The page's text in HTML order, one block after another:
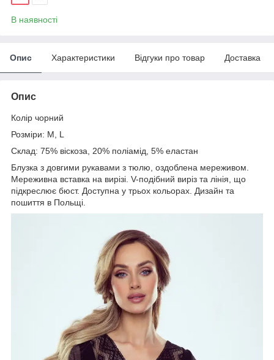
В наявності
Опис Характеристики Відгуки про товар Доставка
Опис
Колір чорний
Розміри: M, L
Склад: 75% віскоза, 20% поліамід, 5% еластан
Блузка з довгими рукавами з тюлю, оздоблена мереживом.
Мереживна вставка на вирізі. V-подібний виріз та лінія, що
підкреслює бюст. Доступна у трьох кольорах. Дизайн та
пошиття в Польщі.